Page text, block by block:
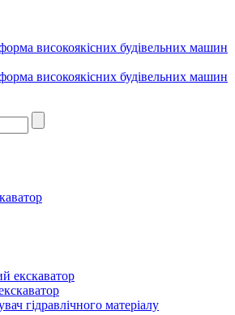
високоякісних будівельних машин
високоякісних будівельних машин
екскаватор
гідравлічного матеріалу